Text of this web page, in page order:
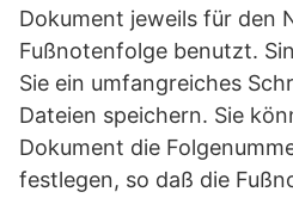
Dokument jeweils für den
Fußnotenfolge benutzt.
Sie ein umfangreiches
Dateien speichern. Sie
Dokument die
festlegen, so daß die